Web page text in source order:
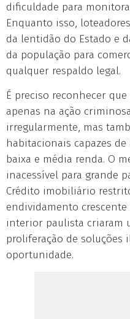
dificuldade para
Enquanto isso,
da lentidão do Estado e
da população para
qualquer respaldo legal.
É preciso reconhecer
apenas na ação
irregularmente, mas
habitacionais capazes
baixa e média renda. O
inacessível para grande
Crédito imobiliário
endividamento
interior paulista criaram
proliferação de soluções
oportunidade.